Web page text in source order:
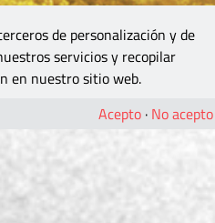
de personalización y de
servicios y recopilar
en nuestro sitio web.
Acepto · No acepto